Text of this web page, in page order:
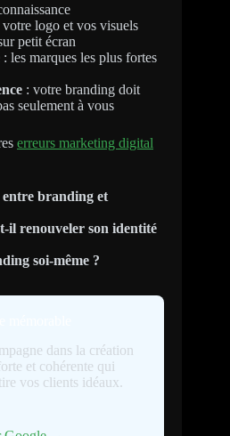
votre logo et vos visuels
petit écran
: les marques les plus fortes
: votre branding doit
seulement à vous
erreurs marketing digital
entre branding et
il renouveler son identité
soi-même ?
dans la création
et cohérente qui
vos clients idéaux.